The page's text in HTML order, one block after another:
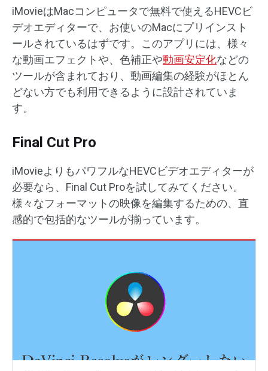
iMovieはMacコンピュータで無料で使えるHEVCビ
デオエディターで、お使いのMacにプリインスト
ールされているはずです。このアプリには、様々
な動画エフェクトや、色補正や動画安定化などの
ツールが含まれており、動画編集の経験がほとん
どない方でも利用できるように設計されていま
す。
Final Cut Pro
iMovieよりもパワフルなHEVCビデオエディターが
必要なら、Final Cut Proを試してみてください。
様々なフォーマットの映像を編集するための、直
感的で包括的なツールが揃っています。